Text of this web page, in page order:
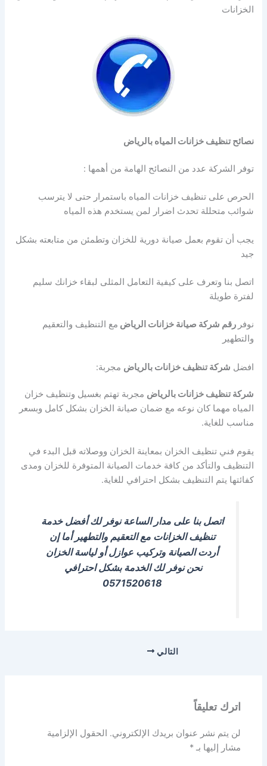
الخزانات
نصائح تنظيف خزانات المياه بالرياض
توفر الشركة عدد من النصائح الهامة من أهمها :
الحرص على تنظيف خزانات المياه باستمرار حتى لا يترسب
شوائب متحللة تحدث اضرار لمن يستخدم هذه المياه
يجب أن تقوم بعمل صيانة دورية للخزان وتطمئن من متابعته بشكل
جيد
اتصل بنا وتعرف على كيفية التعامل المثلى لبقاء خزانك سليم
لفترة طويلة
نوفر رقم شركة صيانة خزانات الرياض مع التنظيف والتعقيم
والتطهير
افضل شركة تنظيف خزانات بالرياض مجربة:
شركة تنظيف خزانات بالرياض مجربة تهتم بغسيل وتنظيف خزان
المياه مهما كان نوعه مع ضمان صيانة الخزان بشكل كامل وبسعر
مناسب للغاية.
يقوم فني تنظيف الخزان بمعاينة الخزان ووصلاته قبل البدء في
التنظيف والتأكد من كافة خدمات الصيانة المتوفرة للخزان ومدى
كفائتها يتم التنظيف بشكل احترافي للغاية.
اتصل بنا على مدار الساعة نوفر لك أفضل خدمة
تنظيف الخزانات مع التعقيم والتطهير أما إن
أردت الصيانة وتركيب عوازل أو لياسة الخزان
نحن نوفر لك الخدمة بشكل احترافي
0571520618
التالي
اترك تعليقاً
لن يتم نشر عنوان بريدك الإلكتروني. الحقول الإلزامية
مشار إليها بـ*